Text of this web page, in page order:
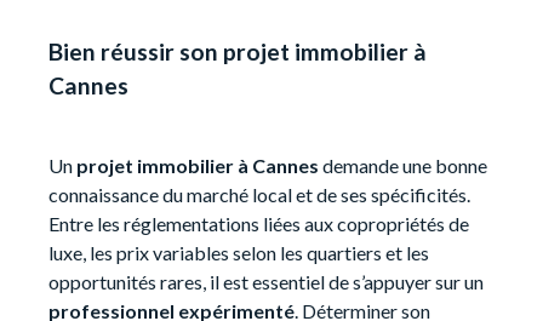
Bien réussir son projet immobilier à
Cannes
Un projet immobilier à Cannes demande une bonne
connaissance du marché local et de ses spécificités.
Entre les réglementations liées aux copropriétés de
luxe, les prix variables selon les quartiers et les
opportunités rares, il est essentiel de s’appuyer sur un
professionnel expérimenté. Déterminer son